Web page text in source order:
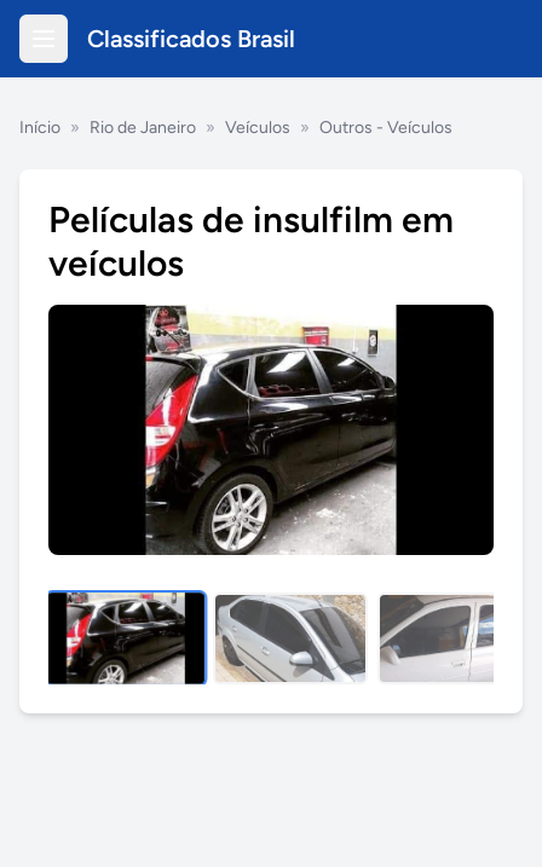
Classificados Brasil
Início » Rio de Janeiro » Veículos » Outros - Veículos
Películas de insulfilm em
veículos